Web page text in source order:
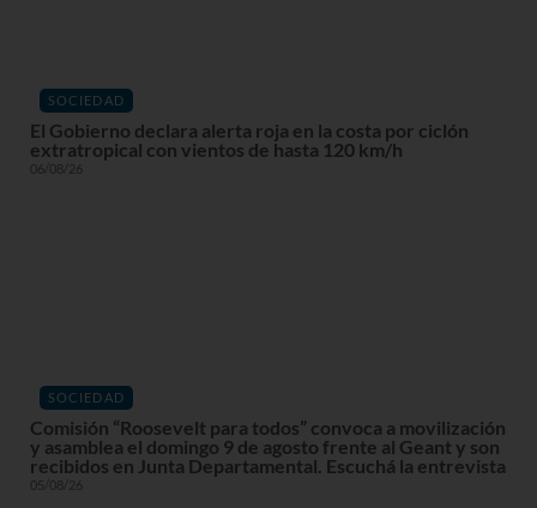
SOCIEDAD
El Gobierno declara alerta roja en la costa por ciclón
extratropical con vientos de hasta 120 km/h
06/08/26
SOCIEDAD
Comisión “Roosevelt para todos” convoca a movilización
y asamblea el domingo 9 de agosto frente al Geant y son
recibidos en Junta Departamental. Escuchá la entrevista
05/08/26